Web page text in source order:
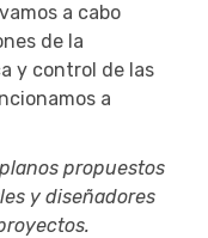
a cabo
de la
y control de las
a
propuestos
y diseñadores